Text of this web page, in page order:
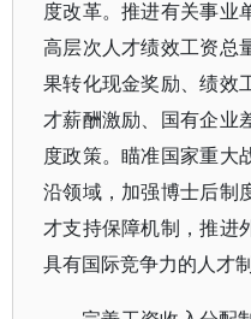
度改革。推进有关事业
高层次人才绩效工资总
果转化现金奖励、绩效
才薪酬激励、国有企业
度政策。瞄准国家重大
沿领域，加强博士后制
才支持保障机制，推进
具有国际竞争力的人才制